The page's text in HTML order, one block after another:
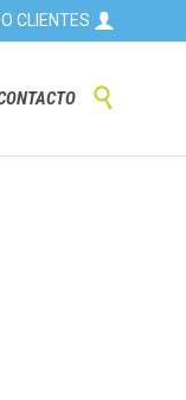
CLIENTES 
to
